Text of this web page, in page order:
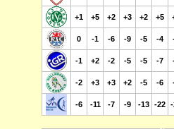
+1 +5 +2 +3 +2 +5
0 -1 -6 -9 -5 -4
-1 +2 -2 -5 -5 -7
-2 +3 +3 +2 -5 -6
-6 -11 -7 -9 -13 -22